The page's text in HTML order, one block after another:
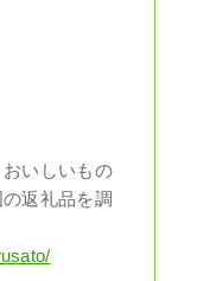
いしいもの
返礼品を調